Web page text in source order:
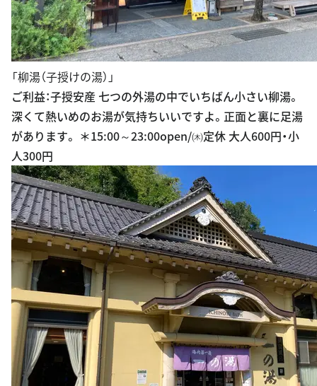
「柳湯（子授けの湯）」
ご利益：子授安産 七つの外湯の中でいちばん小さい柳湯。
深くて熱いめのお湯が気持ちいいですよ。正面と裏に足湯
があります。 ＊15:00～23:00open/㈭定休 大人600円・小
人300円